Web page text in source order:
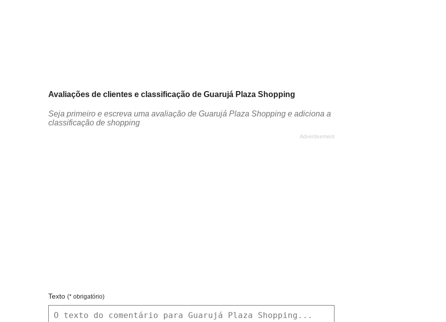
Avaliações de clientes e classificação de Guarujá Plaza Shopping
Seja primeiro e escreva uma avaliação de Guarujá Plaza Shopping e adiciona a
classificação de shopping
Texto (* obrigatório)